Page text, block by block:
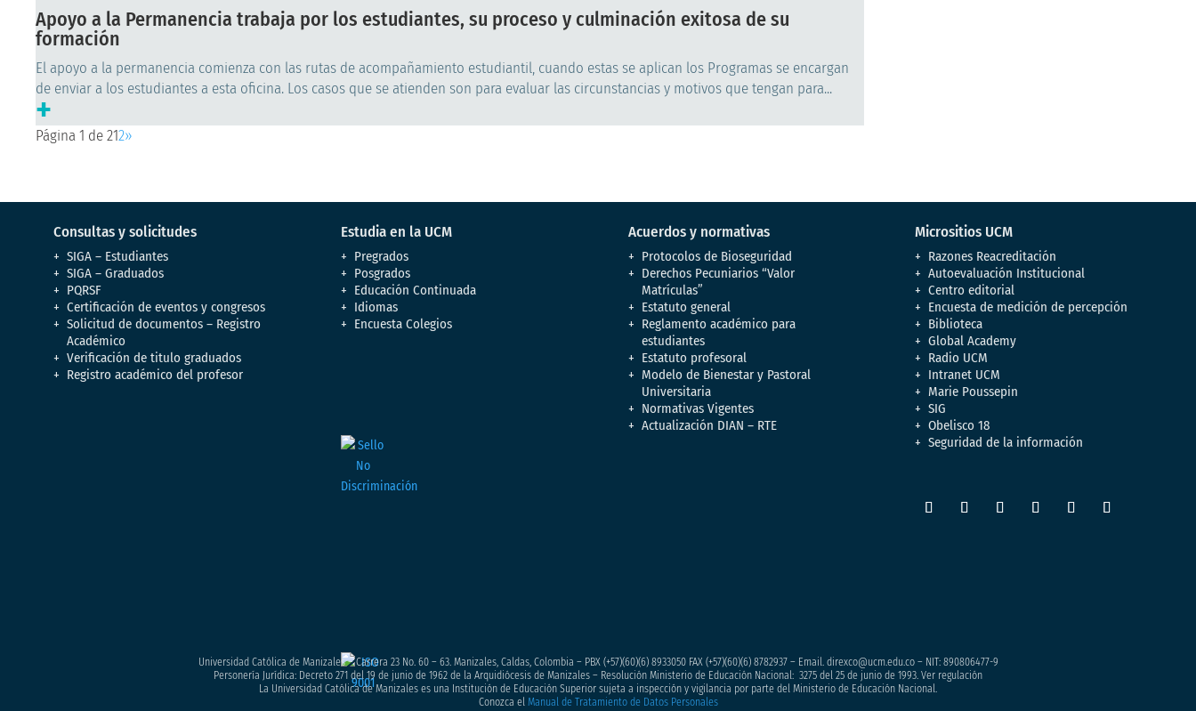
Apoyo a la Permanencia trabaja por los estudiantes, su proceso y culminación exitosa de su
formación
El apoyo a la permanencia comienza con las rutas de acompañamiento estudiantil, cuando estas se aplican los Programas se encargan
de enviar a los estudiantes a esta oficina. Los casos que se atienden son para evaluar las circunstancias y motivos que tengan para...
+
Página 1 de 212»
Consultas y solicitudes
SIGA – Estudiantes
SIGA – Graduados
PQRSF
Certificación de eventos y congresos
Solicitud de documentos – Registro
Académico
Verificación de titulo graduados
Registro académico del profesor
Estudia en la UCM
Pregrados
Posgrados
Educación Continuada
Idiomas
Encuesta Colegios
Acuerdos y normativas
Protocolos de Bioseguridad
Derechos Pecuniarios “Valor
Matrículas”
Estatuto general
Reglamento académico para
estudiantes
Estatuto profesoral
Modelo de Bienestar y Pastoral
Universitaria
Normativas Vigentes
Actualización DIAN – RTE
Micrositios UCM
Razones Reacreditación
Autoevaluación Institucional
Centro editorial
Encuesta de medición de percepción
Biblioteca
Global Academy
Radio UCM
Intranet UCM
Marie Poussepin
SIG
Obelisco 18
Seguridad de la información
Universidad Católica de Manizales – Carrera 23 No. 60 – 63. Manizales, Caldas, Colombia – PBX (+57)(60)(6) 8933050FAX (+57)(60)(6) 8782937 – Email. direxco@ucm.edu.co – NIT: 890806477-9
Personería Jurídica: Decreto 271 del 19 de junio de 1962 de la Arquidiócesis de Manizales – Resolución Ministerio de Educación Nacional: 3275 del 25 de junio de 1993. Ver regulación
La Universidad Católica de Manizales es una Institución de Educación Superior sujeta a inspección y vigilancia por parte del Ministerio de Educación Nacional.
Conozca el Manual de Tratamiento de Datos Personales